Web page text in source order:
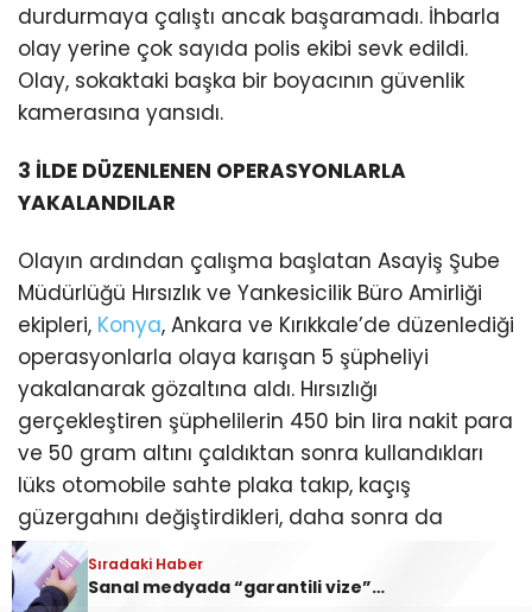
durdurmaya çalıştı ancak başaramadı. İhbarla
olay yerine çok sayıda polis ekibi sevk edildi.
Olay, sokaktaki başka bir boyacının güvenlik
kamerasına yansıdı.
3 İLDE DÜZENLENEN OPERASYONLARLA
YAKALANDILAR
Olayın ardından çalışma başlatan Asayiş Şube
Müdürlüğü Hırsızlık ve Yankesicilik Büro Amirliği
ekipleri, Konya, Ankara ve Kırıkkale’de düzenlediği
operasyonlarla olaya karışan 5 şüpheliyi
yakalanarak gözaltına aldı. Hırsızlığı
gerçekleştiren şüphelilerin 450 bin lira nakit para
ve 50 gram altını çaldıktan sonra kullandıkları
lüks otomobile sahte plaka takıp, kaçış
güzergahını değiştirdikleri, daha sonra da
otomobilin gerçek plakasını takarak kaçışa
devam ettikleri tespit edildi.
Sıradaki Haber
Sanal medyada “garantili vize” tuzağı